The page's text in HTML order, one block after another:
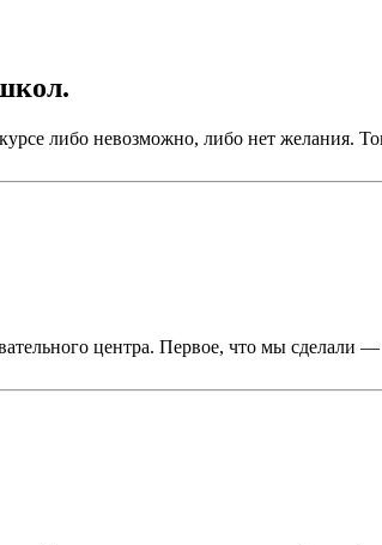
либо невозможно, либо нет желания.
центра. Первое, что мы сделали